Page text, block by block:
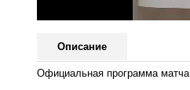
Описание
Официальная программа матча